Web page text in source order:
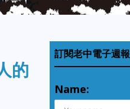
的
訂閱老中電子週報
Name: